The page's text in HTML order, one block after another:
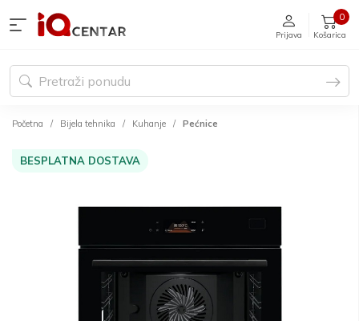
Prijava Košarica
0
Početna Bijela tehnika Kuhanje Pećnice
BESPLATNA DOSTAVA